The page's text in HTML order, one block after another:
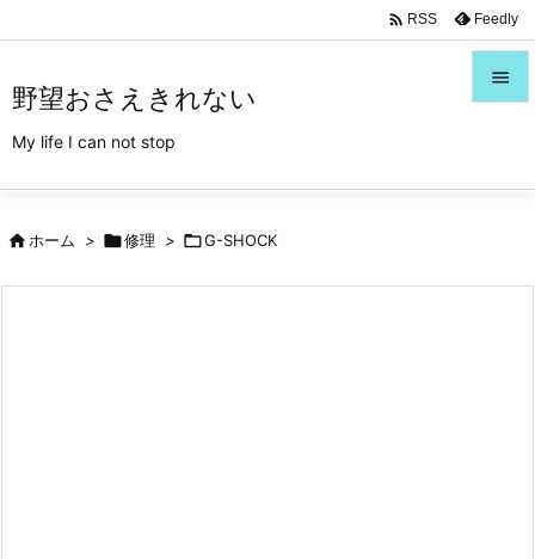
野望おさえきれない
My life I can not stop


 RSS Feedly
ホーム > 修理 > G-SHOCK